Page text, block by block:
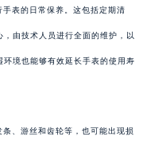
表的日常保养。这包括定期清
由技术人员进行全面的维护，以
境也能够有效延长手表的使用寿
、游丝和齿轮等，也可能出现损